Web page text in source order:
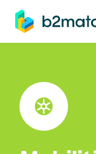
springen